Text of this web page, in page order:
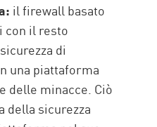
il firewall basato
con il resto
di
una piattaforma
delle minacce. Ciò
sicurezza